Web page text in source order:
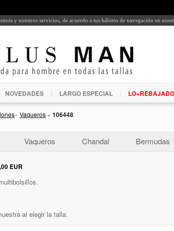
y nuestros servicios, de acuerdo a tus hábitos de navegación en
NOVEDADES LARGO ESPECIAL LO+REBAJADO
» Vaqueros » 106448
Vaqueros Chandal Bermudas
EUR
al elegir la talla.